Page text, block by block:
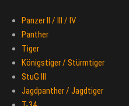
Panzer II / III / IV
Panther
Tiger
Königstiger / Stürmtiger
StuG III
Jagdpanther / Jagdtiger